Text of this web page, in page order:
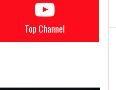
Top Channel